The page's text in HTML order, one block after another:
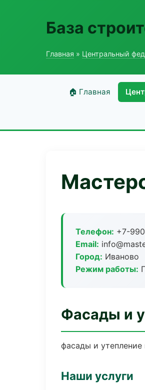
База
Главная » Центральный
🏠 Главная
Телефон: +7-
Email:
Город: Иваново
Режим работы:
Фасады и
фасады и
Наши услуги